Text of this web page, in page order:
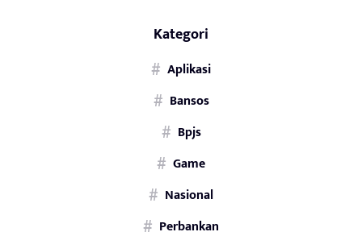
Kategori
Aplikasi
Bansos
Bpjs
Game
Nasional
Perbankan